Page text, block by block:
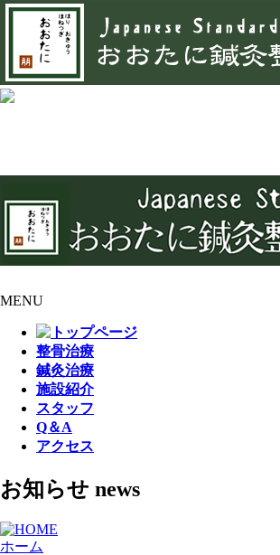
MENU
整骨治療
鍼灸治療
施設紹介
スタッフ
Q＆A
アクセス
お知らせ news
ホーム